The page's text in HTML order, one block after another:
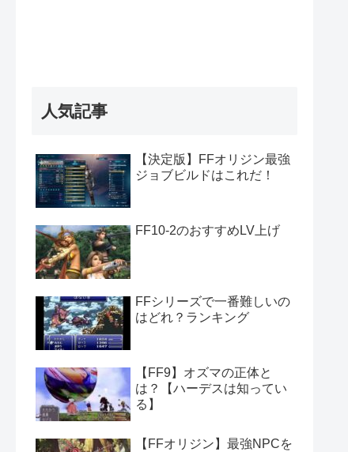
人気記事
【決定版】FFオリジン最強
ジョブビルドはこれだ！
FF10-2のおすすめLV上げ
FFシリーズで一番難しいの
はどれ？ランキング
【FF9】オズマの正体と
は？【ハーデスは知ってい
る】
【FFオリジン】最強NPCを